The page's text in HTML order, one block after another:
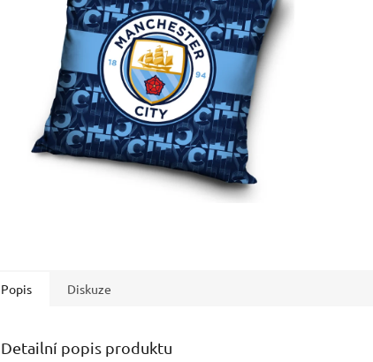
Popis Diskuze
Detailní popis produktu